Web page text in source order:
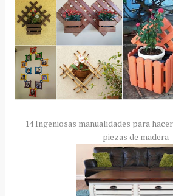
14 Ingeniosas manualidades para
piezas de madera